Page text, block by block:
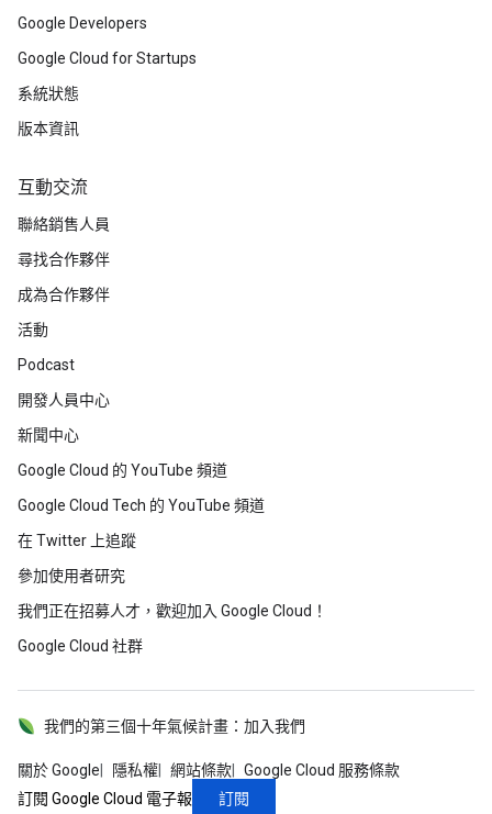
Google Developers
Google Cloud for Startups
系統狀態
版本資訊
互動交流
聯絡銷售人員
尋找合作夥伴
成為合作夥伴
活動
Podcast
開發人員中心
新聞中心
Google Cloud 的 YouTube 頻道
Google Cloud Tech 的 YouTube 頻道
在 Twitter 上追蹤
參加使用者研究
我們正在招募人才，歡迎加入 Google Cloud！
Google Cloud 社群
關於 Google 隱私權 網站條款 Google Cloud 服務條款
我們的第三個十年氣候計畫：加入我們
訂閱 Google Cloud 電子報 訂閱